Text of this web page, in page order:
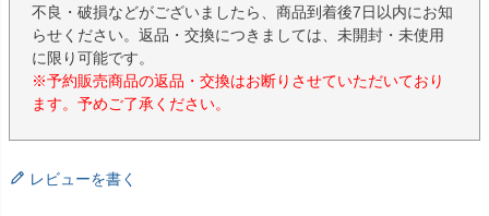
不良・破損などがございましたら、商品到着後7日以内にお知
らせください。返品・交換につきましては、未開封・未使用
に限り可能です。
※予約販売商品の返品・交換はお断りさせていただいており
ます。予めご了承ください。
レビューを書く